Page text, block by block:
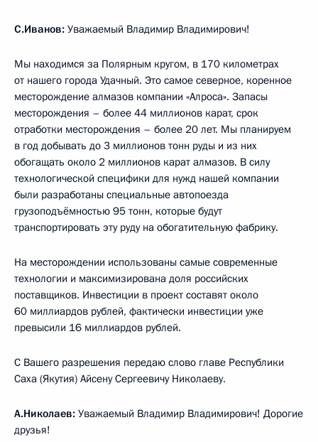
С.Иванов: Уважаемый Владимир Владимирович!
Мы находимся за Полярным кругом, в 170 километрах
от нашего города Удачный. Это самое северное, коренное
месторождение алмазов компании «Алроса». Запасы
месторождения – более 44 миллионов карат, срок
отработки месторождения – более 20 лет. Мы планируем
в год добывать до 3 миллионов тонн руды и из них
обогащать около 2 миллионов карат алмазов. В силу
технологической специфики для нужд нашей компании
были разработаны специальные автопоезда
грузоподъёмностью 95 тонн, которые будут
транспортировать эту руду на обогатительную фабрику.
На месторождении использованы самые современные
технологии и максимизирована доля российских
поставщиков. Инвестиции в проект составят около
60 миллиардов рублей, фактически инвестиции уже
превысили 16 миллиардов рублей.
С Вашего разрешения передаю слово главе Республики
Саха (Якутия) Айсену Сергеевичу Николаеву.
А.Николаев: Уважаемый Владимир Владимирович! Дорогие
друзья!